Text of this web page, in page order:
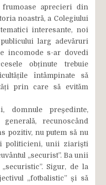
frumoase aprecieri din
noastră, a Colegiului
interesante, noi
larg adevăruri
incomode s-ar dovedi
obținute trebuie
întâmpinate să
prin care să evităm
domnule președinte,
recunoscând
pozitiv, nu putem să nu
politicieni, unii ziariști
„securist”. Ba unii
Sigur, de la
„fotbalistic” și să